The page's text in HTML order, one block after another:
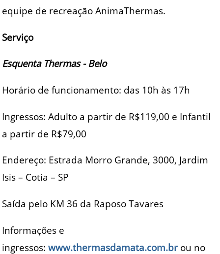
equipe de recreação AnimaThermas.
Serviço
Esquenta Thermas - Belo
Horário de funcionamento: das 10h às 17h
Ingressos: Adulto a partir de R$119,00 e Infantil
a partir de R$79,00
Endereço: Estrada Morro Grande, 3000, Jardim
Isis – Cotia – SP
Saída pelo KM 36 da Raposo Tavares
Informações e
ingressos:www.thermasdamata.com.brou no